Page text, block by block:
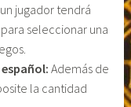
jugador tendrá
seleccionar una
Además de
la cantidad